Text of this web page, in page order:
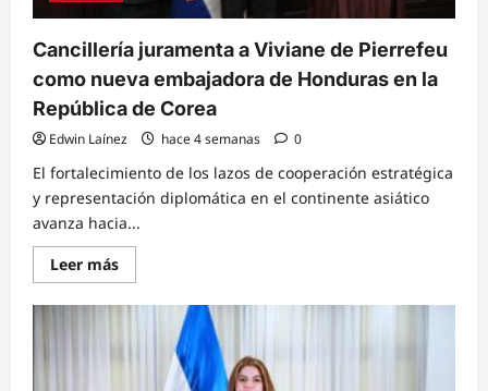
Cancillería juramenta a Viviane de Pierrefeu
como nueva embajadora de Honduras en la
República de Corea
Edwin Laínez hace 4 semanas 0
El fortalecimiento de los lazos de cooperación estratégica
y representación diplomática en el continente asiático
avanza hacia...
Leer másRead
more
Cancillería
juramenta
Pierrefeu